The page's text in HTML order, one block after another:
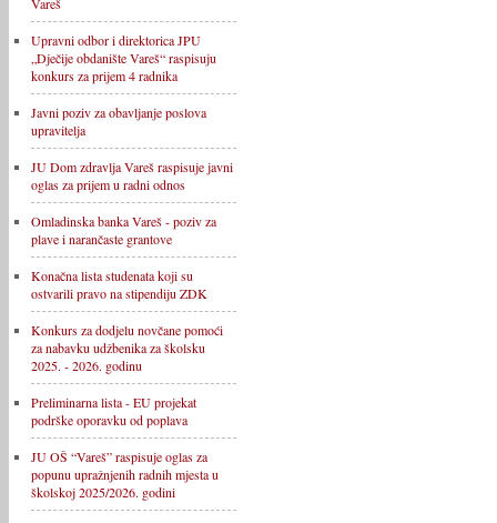
Upravni odbor i direktorica JPU
„Dječije obdanište Vareš“ raspisuju
konkurs za prijem 4 radnika
Javni poziv za obavljanje poslova
upravitelja
JU Dom zdravlja Vareš raspisuje javni
oglas za prijem u radni odnos
Omladinska banka Vareš - poziv za
plave i narančaste grantove
Konačna lista studenata koji su
ostvarili pravo na stipendiju ZDK
Konkurs za dodjelu novčane pomoći
za nabavku udžbenika za školsku
2025. - 2026. godinu
Preliminarna lista - EU projekat
podrške oporavku od poplava
JU OŠ “Vareš” raspisuje oglas za
popunu upražnjenih radnih mjesta u
školskoj 2025/2026. godini